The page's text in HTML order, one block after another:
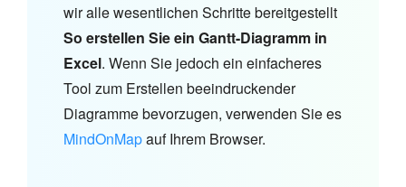
wir alle wesentlichen Schritte bereitgestellt
So erstellen Sie ein Gantt-Diagramm in
Excel. Wenn Sie jedoch ein einfacheres
Tool zum Erstellen beeindruckender
Diagramme bevorzugen, verwenden Sie es
MindOnMapauf Ihrem Browser.